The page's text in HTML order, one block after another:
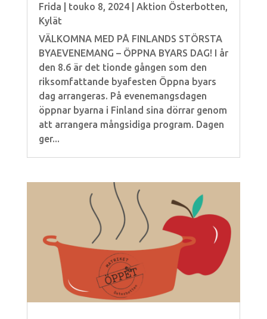
Frida touko 8, 2024| Aktion Österbotten,
Kylät
VÄLKOMNA MED PÅ FINLANDS STÖRSTA
BYAEVENEMANG – ÖPPNA BYARS DAG! I år
den 8.6 är det tionde gången som den
riksomfattande byafesten Öppna byars
dag arrangeras. På evenemangsdagen
öppnar byarna i Finland sina dörrar genom
att arrangera mångsidiga program. Dagen
ger...